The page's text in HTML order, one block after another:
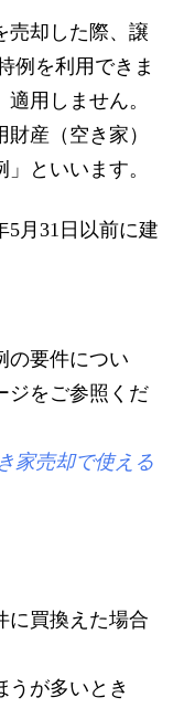
売却した際、譲
例を利用できま
用しません。
産（空き家）
といいます。
5月31日以前に建
の要件につい
ジをご参照くだ
家売却で使える
に買換えた場合
うが多いとき